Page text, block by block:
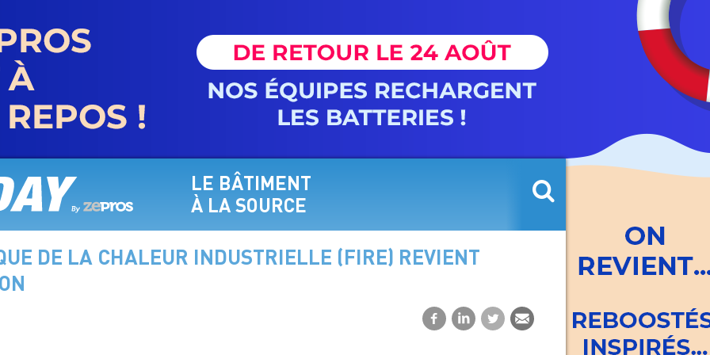
LE BÂTIMENT
À LA SOURCE
DE LA CHALEUR INDUSTRIELLE (FIRE) REVIENT